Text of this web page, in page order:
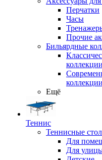
Перчатки
Часы
Прочие
Бильярдные
коллекции
коллекции
Ещё
Теннис
Теннисные
Для
Для